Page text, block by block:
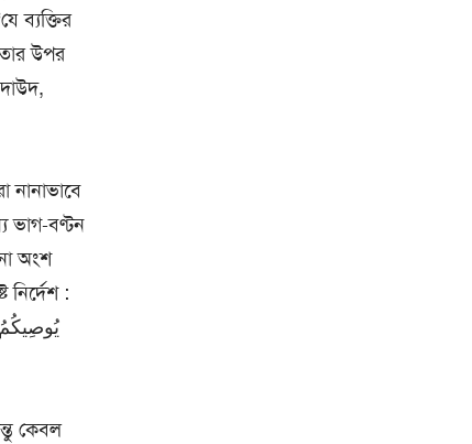
ব্যক্তির
উপর
নানাভাবে
ভাগ-বণ্টন
অংশ
:
কেবল